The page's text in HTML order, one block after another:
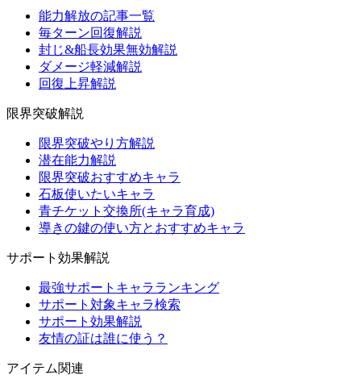
能力解放の記事一覧
毎ターン回復解説
封じ&船長効果無効解説
ダメージ軽減解説
回復上昇解説
限界突破解説
限界突破やり方解説
潜在能力解説
限界突破おすすめキャラ
石板使いたいキャラ
青チケット交換所(キャラ育成)
導きの鍵の使い方とおすすめキャラ
サポート効果解説
最強サポートキャラランキング
サポート対象キャラ検索
サポート効果解説
友情の証は誰に使う？
アイテム関連